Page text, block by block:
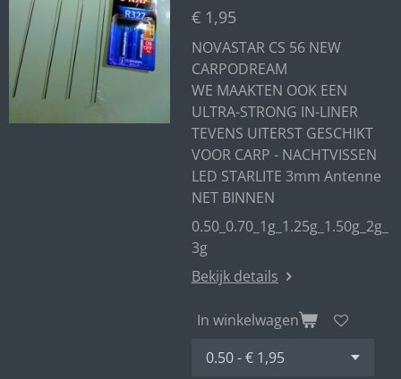
€ 1,95
NOVASTAR CS 56 NEW
CARPODREAM
WE MAAKTEN OOK EEN
ULTRA-STRONG IN-LINER
TEVENS UITERST GESCHIKT
VOOR CARP - NACHTVISSEN
LED STARLITE 3mm Antenne
NET BINNEN
0.50_0.70_1g_1.25g_1.50g_2g_
3g
Bekijk details
In winkelwagen